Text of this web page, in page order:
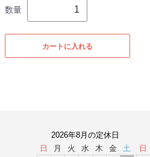
数量
カートに入れる
2026年8月の定休日
日
月 火 水 木 金
土
日